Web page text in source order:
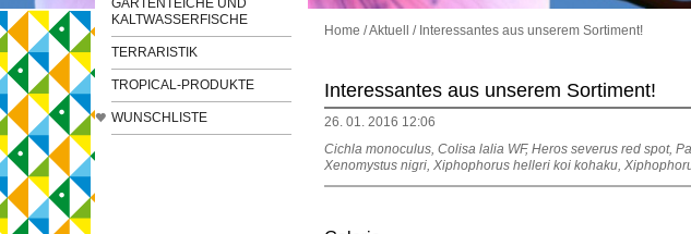
GARTENTEICHE UND
KALTWASSERFISCHE
TERRARISTIK
TROPICAL-PRODUKTE
WUNSCHLISTE
Home /Aktuell / Interessantes aus unserem Sortiment!
Interessantes aus unserem Sortiment!
26. 01. 2016 12:06
Cichla monoculus, Colisa lalia WF, Heros severus red spot,
Xenomystus nigri, Xiphophorus helleri koi kohaku,